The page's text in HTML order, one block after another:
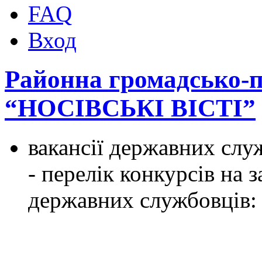
FAQ
Вход
Районна громадсько-
“НОСІВСЬКІ ВІСТІ”
вакансії державних
- перелік конкурсів на
державних службовців: